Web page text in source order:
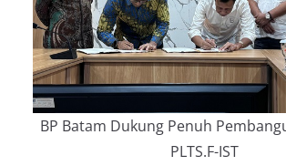
BP Batam Dukung Penuh
PLTS.F-IST